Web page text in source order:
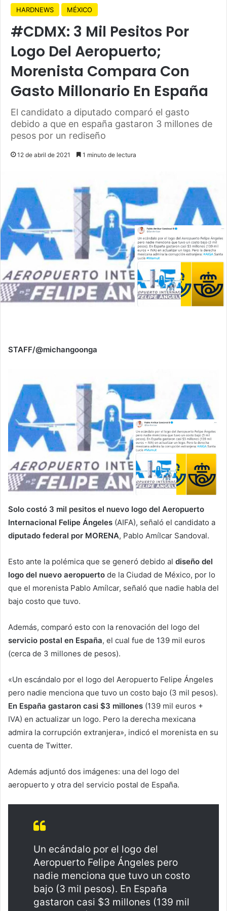
HARDNEWS MÉXICO
#CDMX: 3 Mil Pesitos Por
Logo Del Aeropuerto;
Morenista Compara Con
Gasto Millonario En España
El candidato a diputado comparó el gasto
debido a que en españa gastaron 3 millones de
pesos por un rediseño
12 de abril de 2021 1 minuto de lectura
STAFF/@michangoonga
Solo costó 3 mil pesitos el nuevo logo del Aeropuerto
Internacional Felipe Ángeles (AIFA), señaló el candidato a
diputado federal por MORENA, Pablo Amílcar Sandoval.
Esto ante la polémica que se generó debido al diseño del
logo del nuevo aeropuerto de la Ciudad de México, por lo
que el morenista Pablo Amílcar, señaló que nadie habla del
bajo costo que tuvo.
Además, comparó esto con la renovación del logo del
servicio postal en España, el cual fue de 139 mil euros
(cerca de 3 millones de pesos).
«Un escándalo por el logo del Aeropuerto Felipe Ángeles
pero nadie menciona que tuvo un costo bajo (3 mil pesos).
En España gastaron casi $3 millones (139 mil euros +
IVA) en actualizar un logo. Pero la derecha mexicana
admira la corrupción extranjera», indicó el morenista en su
cuenta de Twitter.
Además adjuntó dos imágenes: una del logo del
aeropuerto y otra del servicio postal de España.
Un ecándalo por el logo del
Aeropuerto Felipe Ángeles pero
nadie menciona que tuvo un costo
bajo (3 mil pesos). En España
gastaron casi $3 millones (139 mil